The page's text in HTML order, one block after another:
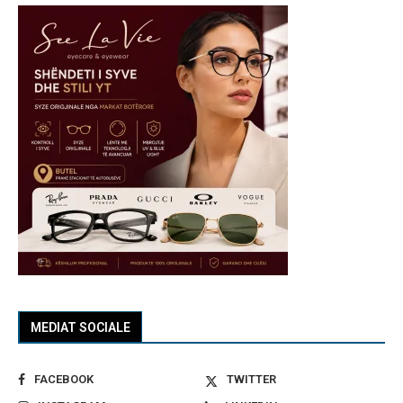
MEDIAT SOCIALE
FACEBOOK
TWITTER